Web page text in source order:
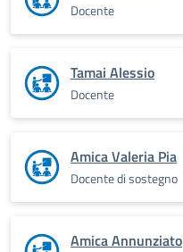
Docente
Tamai Alessio
Docente
Amica Valeria Pia
Docente di sostegno
Amica Annunziato